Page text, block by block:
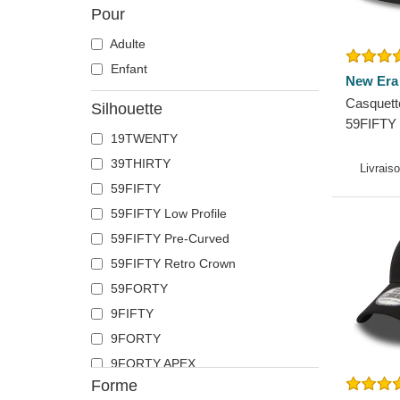
Pour
Adulte
Enfant
Silhouette
19TWENTY
39THIRTY
59FIFTY
59FIFTY Low Profile
59FIFTY Pre-Curved
59FIFTY Retro Crown
59FORTY
9FIFTY
9FORTY
9FORTY APEX
9FORTY M-Crown
Forme
New Era
59FIFTY
Angeles
Era